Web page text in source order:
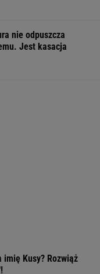
nie odpuszcza
Jest kasacja
imię Kusy? Rozwiąż